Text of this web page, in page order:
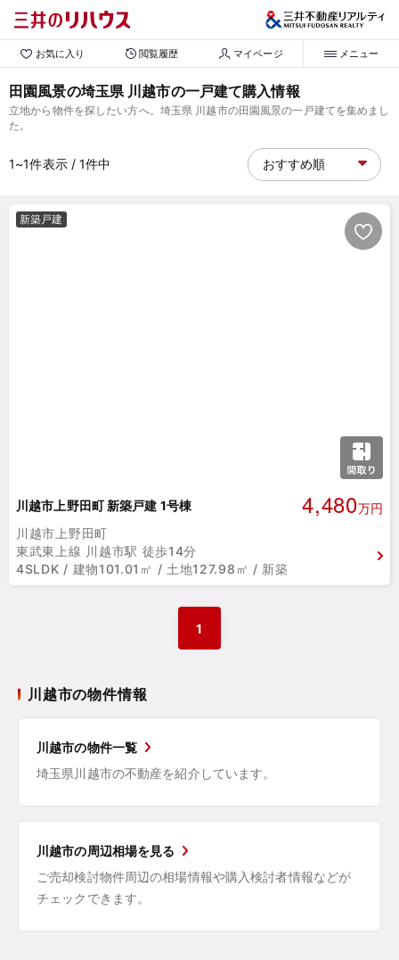
お気に入り 閲覧履歴 マイページ メニュー
田園風景の埼玉県 川越市の一戸建て購入情報
立地から物件を探したい方へ。埼玉県 川越市の田園風景の一戸建てを集めまし
た。
1~1件表示/ 1件中
新築戸建
川越市上野田町 新築戸建 1号棟 4,480万円
川越市上野田町
東武東上線 川越市駅 徒歩14分
4SLDK / 建物101.01㎡ / 土地127.98㎡ / 新築
1
川越市の物件情報
川越市の物件一覧
埼玉県川越市の不動産を紹介しています。
川越市の周辺相場を見る
ご売却検討物件周辺の相場情報や購入検討者情報などが
チェックできます。